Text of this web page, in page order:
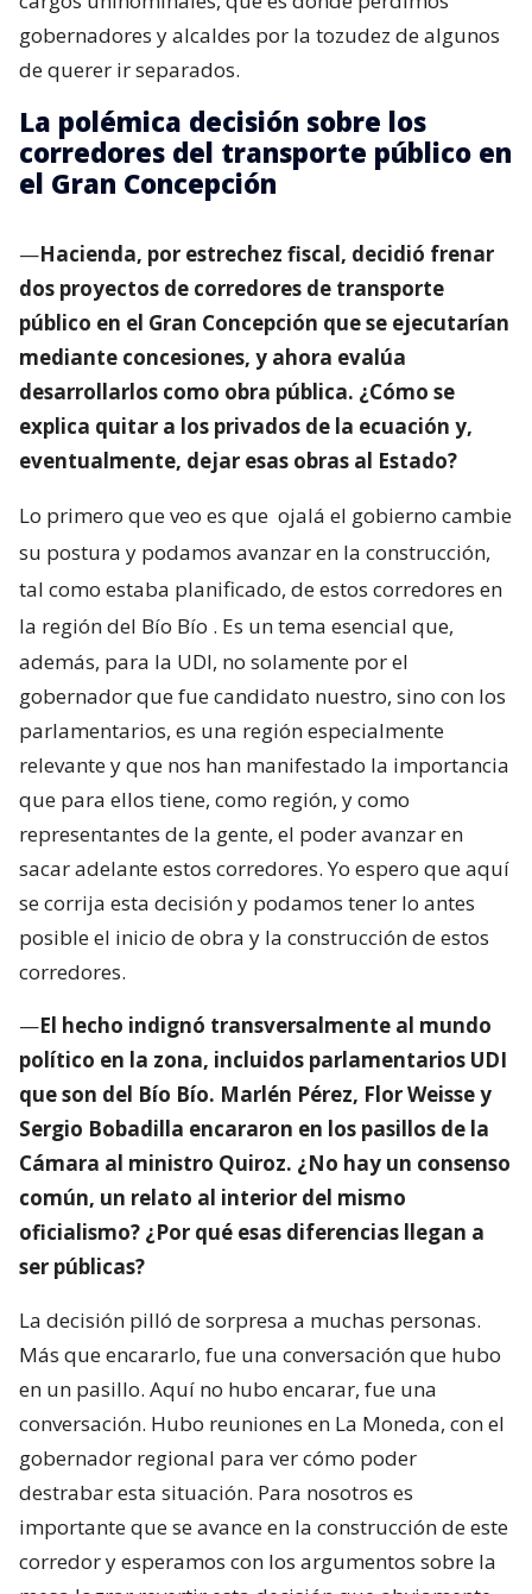
gobernadores y alcaldes por la tozudez de algunos
de querer ir separados.
La polémica decisión sobre los
corredores del transporte público en
el Gran Concepción
—Hacienda, por estrechez fiscal, decidió frenar
dos proyectos de corredores de transporte
público en el Gran Concepción que se ejecutarían
mediante concesiones, y ahora evalúa
desarrollarlos como obra pública. ¿Cómo se
explica quitar a los privados de la ecuación y,
eventualmente, dejar esas obras al Estado?
Lo primero que veo es que ojalá el gobierno cambie
su postura y podamos avanzar en la construcción,
tal como estaba planificado, de estos corredores en
la región del Bío Bío . Es un tema esencial que,
además, para la UDI, no solamente por el
gobernador que fue candidato nuestro, sino con los
parlamentarios, es una región especialmente
relevante y que nos han manifestado la importancia
que para ellos tiene, como región, y como
representantes de la gente, el poder avanzar en
sacar adelante estos corredores. Yo espero que aquí
se corrija esta decisión y podamos tener lo antes
posible el inicio de obra y la construcción de estos
corredores.
—El hecho indignó transversalmente al mundo
político en la zona, incluidos parlamentarios UDI
que son del Bío Bío. Marlén Pérez, Flor Weisse y
Sergio Bobadilla encararon en los pasillos de la
Cámara al ministro Quiroz. ¿No hay un consenso
común, un relato al interior del mismo
oficialismo? ¿Por qué esas diferencias llegan a
ser públicas?
La decisión pilló de sorpresa a muchas personas.
Más que encararlo, fue una conversación que hubo
en un pasillo. Aquí no hubo encarar, fue una
conversación. Hubo reuniones en La Moneda, con el
gobernador regional para ver cómo poder
destrabar esta situación. Para nosotros es
importante que se avance en la construcción de este
corredor y esperamos con los argumentos sobre la